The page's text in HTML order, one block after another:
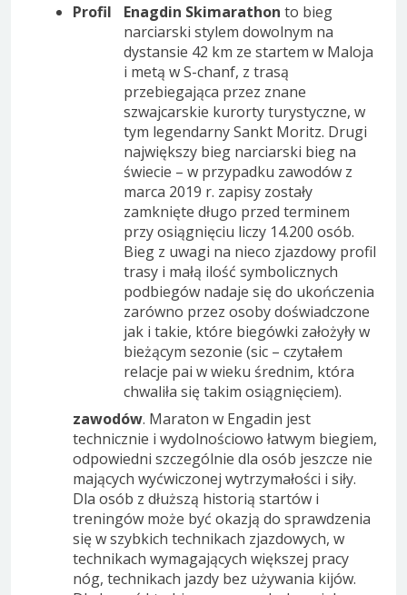
Enagdin Skimarathon to bieg
narciarski stylem dowolnym na
dystansie 42 km ze startem w Maloja
i metą w S-chanf, z trasą
przebiegająca przez znane
szwajcarskie kurorty turystyczne, w
tym legendarny Sankt Moritz. Drugi
największy bieg narciarski bieg na
świecie – w przypadku zawodów z
marca 2019 r. zapisy zostały
zamknięte długo przed terminem
przy osiągnięciu liczy 14.200 osób.
Bieg z uwagi na nieco zjazdowy profil
trasy i małą ilość symbolicznych
podbiegów nadaje się do ukończenia
zarówno przez osoby doświadczone
jak i takie, które biegówki założyły w
bieżącym sezonie (sic – czytałem
relacje pai w wieku średnim, która
chwaliła się takim osiągnięciem).
Profil
zawodów. Maraton w Engadin jest
technicznie i wydolnościowo łatwym biegiem,
odpowiedni szczególnie dla osób jeszcze nie
mających wyćwiczonej wytrzymałości i siły.
Dla osób z dłuższą historią startów i
treningów może być okazją do sprawdzenia
się w szybkich technikach zjazdowych, w
technikach wymagających większej pracy
nóg, technikach jazdy bez używania kijów.